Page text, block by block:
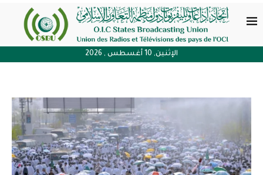
الإثنين, 10 أغسطس , 2026